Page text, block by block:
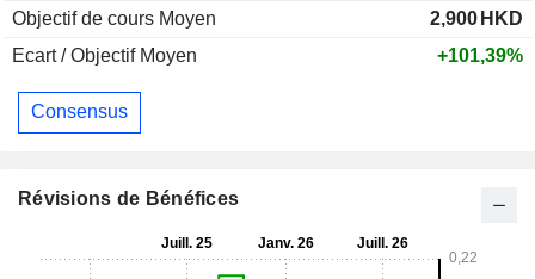
Objectif de cours Moyen
2,900 HKD
Ecart / Objectif Moyen
+101,39%
Consensus
Révisions de Bénéfices